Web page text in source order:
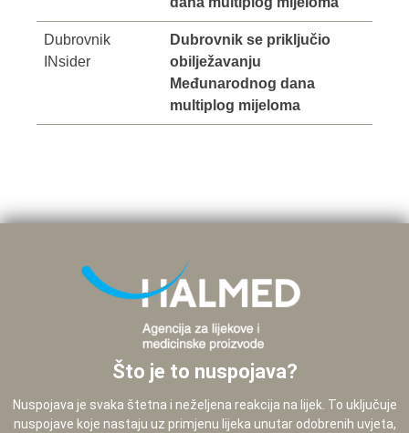
Dubrovnik
INsider
Dubrovnik se priključio
obilježavanju
Međunarodnog dana
multiplog mijeloma
Što je to nuspojava?
Nuspojava je svaka štetna i neželjena reakcija na lijek. To uključuje
nuspojave koje nastaju uz primjenu lijeka unutar odobrenih uvjeta,